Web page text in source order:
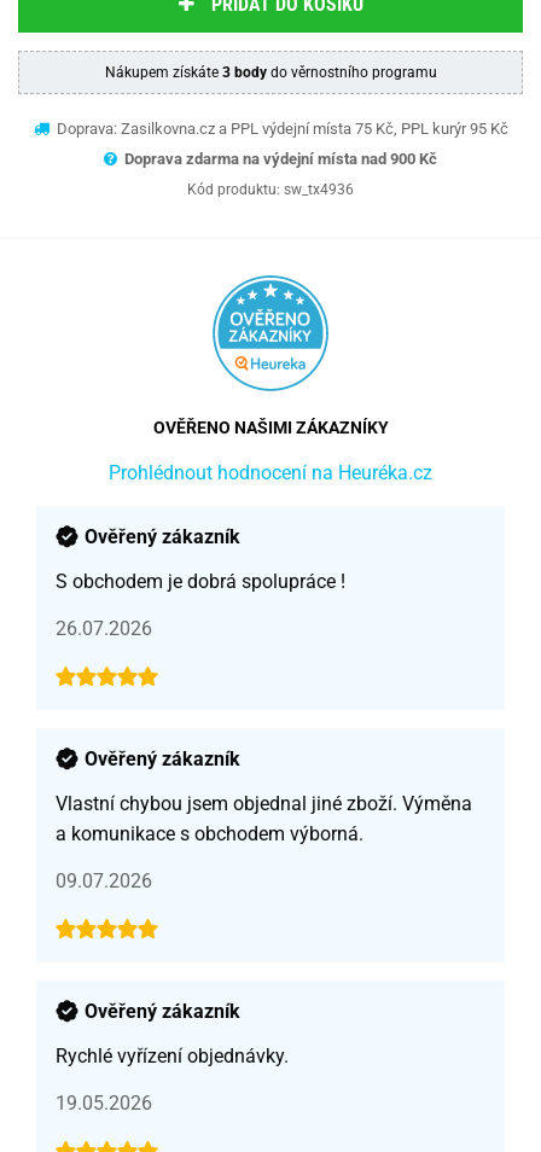
Nákupem získáte 3 bodydo věrnostního programu
Doprava: Zasilkovna.cz a PPL výdejní místa 75 Kč, PPL kurýr 95 Kč
Doprava zdarma na výdejní místa nad 900 Kč
Kód produktu: sw_tx4936
OVĚŘENO NAŠIMI ZÁKAZNÍKY
Prohlédnout hodnocení na Heuréka.cz
Ověřený zákazník
S obchodem je dobrá spolupráce !
26.07.2026
Ověřený zákazník
Vlastní chybou jsem objednal jiné zboží. Výměna
a komunikace s obchodem výborná.
09.07.2026
Ověřený zákazník
Rychlé vyřízení objednávky.
19.05.2026